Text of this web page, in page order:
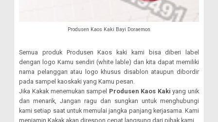
Produsen Kaos Kaki Bayi Doraemon
Semua produk Produsen Kaos kaki kami bisa diberi label
dengan logo Kamu sendiri (white lable) dan kita dapat memiliki
nama pelanggan atau logo khusus disablon ataupun dibordir
pada sampel kaoskaki yang Kamu pesan.
Jika Kakak menemukan sampel Produsen Kaos Kaki yang unik
dan menarik, Jangan ragu dan sungkan untuk menghubungi
kami setiap saat untuk memulai jangka panjang kerjasama. Kami
menjamin Kakak akan direspon cepat langsung dari pihak kami.